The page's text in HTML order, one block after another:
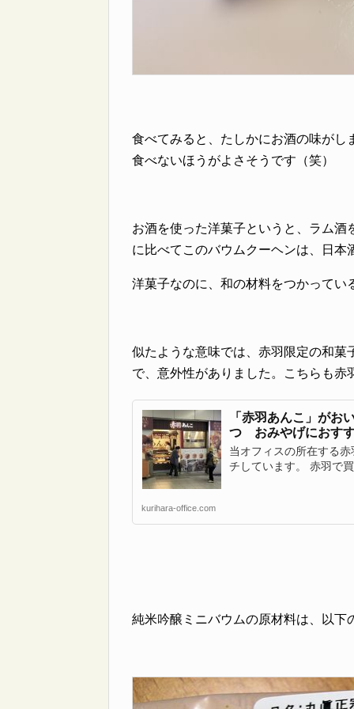
食べてみると、たしかにお酒の味が
食べないほうがよさそうです（笑）
お酒を使った洋菓子というと、ラム
に比べてこのバウムクーヘンは、日
洋菓子なのに、和の材料をつかってい
似たような意味では、赤羽限定の和
で、意外性がありました。こちらも赤
「赤羽あんこ」が
つ おみやげにおす
当オフィスの所在する
チしています。 赤羽で
kurihara-office.com
純米吟醸ミニバウムの原材料は、以下